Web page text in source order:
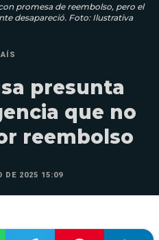
promesa de reembolso, pero el
desapareció. Foto: Ilustrativa
presunta
que no
reembolso
DE 2025 15:09